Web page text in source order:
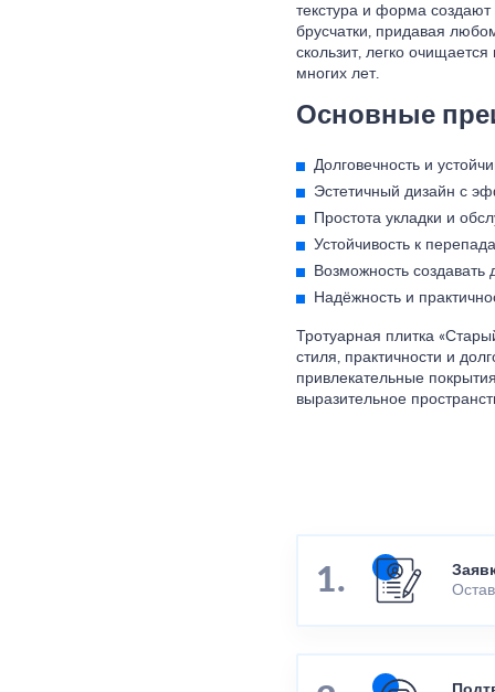
текстура и форма
брусчатки, придавая
скользит, легко
многих лет.
Основные
Долговечность и
Эстетичный дизайн с
Простота укладки и
Устойчивость к
Возможность
Надёжность и
Тротуарная плитка
стиля, практичности и
привлекательные
выразительное